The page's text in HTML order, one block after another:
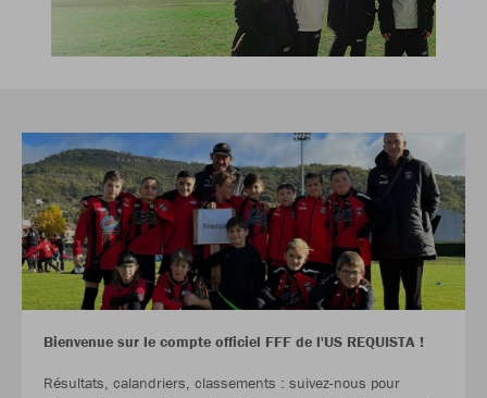
Bienvenue sur le compte officiel FFF de l'US REQUISTA !
Résultats, calandriers, classements : suivez-nous pour